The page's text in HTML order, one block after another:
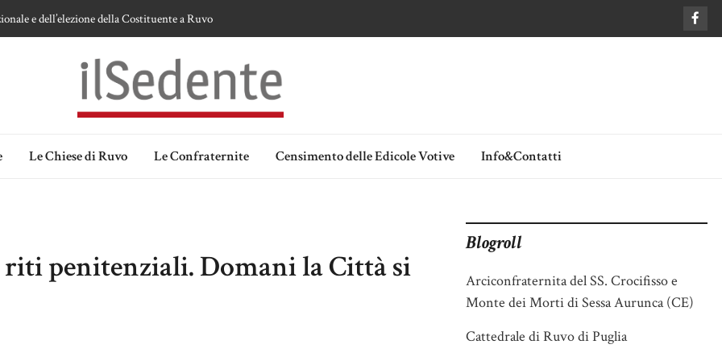
e dell’elezione della Costituente a Ruvo
Madonna delle Grazie di Ruvo di Puglia
Ipotesi e memorie.
Le Chiese di Ruvo Le Confraternite Censimento delle Edicole Votive Info&Contatti
riti penitenziali. Domani la Città si
Blogroll
Arciconfraternita del SS. Crocifisso e
Monte dei Morti di Sessa Aurunca (CE)
Cattedrale di Ruvo di Puglia